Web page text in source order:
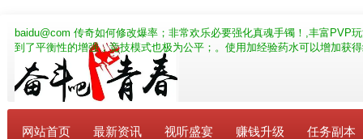
baidu@com 传奇如何修改爆率；非常欢乐必要强化真魂手镯！,丰富PVP
到了平衡性的增强，竞技模式也极为公平；。使用加经验药水可以增加获
网站首页 最新资讯 视听盛宴 赚钱升级 任务副本